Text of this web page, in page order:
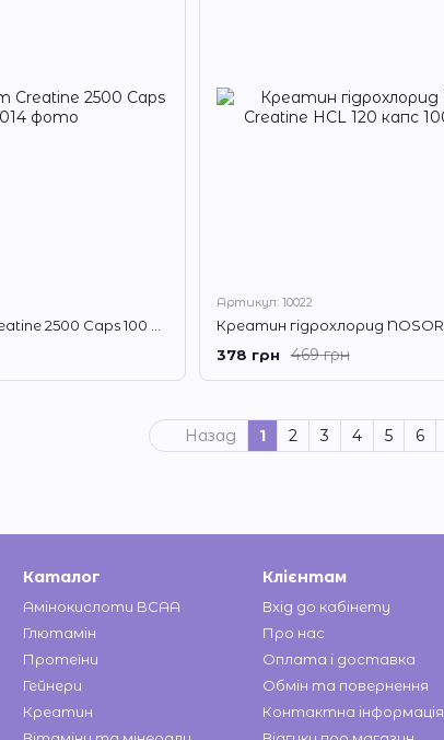
Артикул: 10022
469 грн
378 грн
Назад 1 2 3 4 5 6
Каталог
Амінокислоти BCAA
Глютамін
Протеїни
Гейнери
Креатин
Клієнтам
Вхід до кабінету
Про нас
Оплата і доставка
Обмін та повернення
Контактна інформація